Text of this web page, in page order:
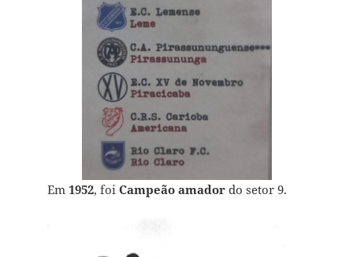
Em 1952, foi Campeão amadordo setor 9.